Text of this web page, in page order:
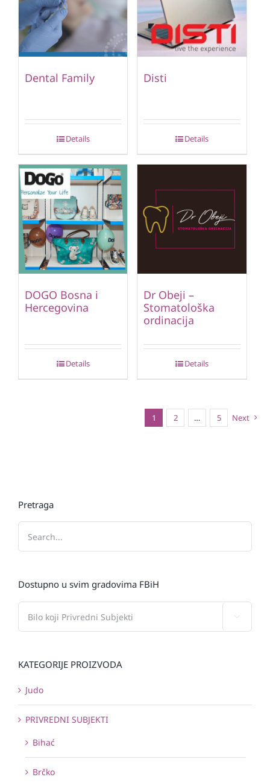
Dental Family
Details
Disti
Details
DOGO Bosna i
Hercegovina
Details
Dr Obeji –
Stomatološka
ordinacija
Details
1 2 … 5 Next
Pretraga
Dostupno u svim gradovima FBiH
KATEGORIJE PROIZVODA
Judo
PRIVREDNI SUBJEKTI
Bihać
Brčko